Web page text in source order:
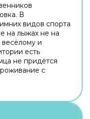
В
видов спорта
на лыжах не на
весёлому и
есть
не придётся
с